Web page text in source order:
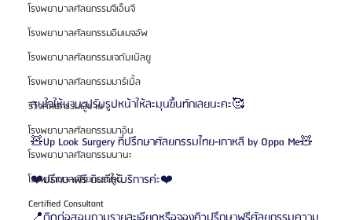
โรงพยาบาลศัลยกรรมจีเอ็นจี
โรงพยาบาลศัลยกรรมอิมเมจอัพ
โรงพยาบาลศัลยกรรมเจดับเบิลยู
โรงพยาบาลศัลยกรรมมาร์เบิ้ล
รีวิวศัลยกรรมผู้ชาย
โรงพยาบาลศัลยกรรมมาอิน
โรงพยาบาลศัลยกรรมนานะ
โรงพยาบาลศัลยกรรมรูบี
Certified Consultant
สนใจให้นานะปรับรูปหน้าให้ละมุนขึ้นทักเลยนะคะ🥰
🧸Up Look Surgery ที่ปรึกษาศัลยกรรมไทย-เกาหลี by Oppa Me🧸
❤️ปรึกษาฟรี ยินดีให้บริการค่ะ❤️